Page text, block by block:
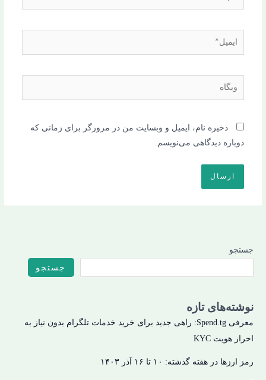
ایمیل*
وبگاه
ذخیره نام، ایمیل و وبسایت من در مرورگر برای زمانی که
دوباره دیدگاهی می‌نویسم.
جستجو
جستجو
نوشته‌های تازه
معرفی Spend.tg: راهی جدید برای خرید خدمات تلگرام بدون نیاز به
احراز هویت KYC
رمز ارزها در هفته گذشته: ۱۰ تا ۱۶ آذر ۱۴۰۳